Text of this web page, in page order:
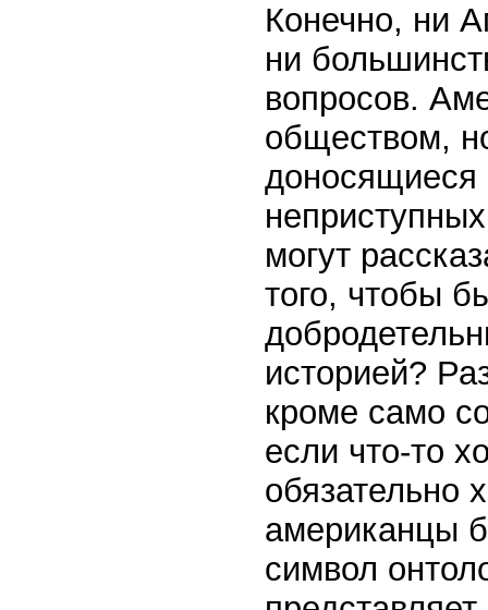
Конечно, ни
ни
вопросов.
обществом,
доносящиеся
могут
того, чтобы
историей?
кроме само
если что-то
обязательно
американцы
символ